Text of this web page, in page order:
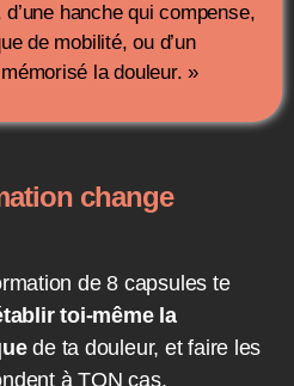
hanche qui compense,
de mobilité, ou d’un
la douleur. »
change
de 8 capsules te
toi-même la
de ta douleur, et faire les
à TON cas.